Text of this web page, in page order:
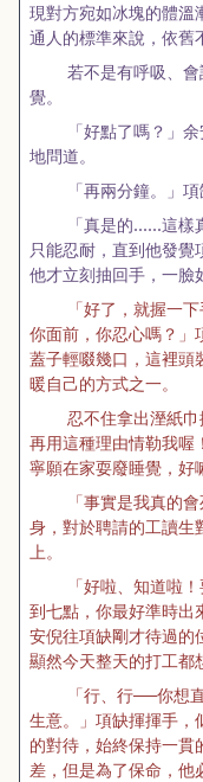
現對方宛如冰塊的體溫
通人的標準來說，依舊
若不是有呼吸、
覺。
「好點了嗎？」
地問道。
「再兩分鐘。」
「真是的……這
只能忍耐，直到他發覺
他才立刻抽回手，一臉
「好了，就握一
你面前，你忍心嗎？」
蓋子輕啜幾口，這裡頭
暖自己的方式之一。
忍不住拿出溼紙
再用這種理由情勒我喔
寧願在家耍廢睡覺，好
「事實是我真的
身，對於聘請的工讀生
上。
「好啦、知道啦
到七點，你最好準時出
安倪往項缺剛才待過的
顯然今天整天的打工都
「行、行──你想
生意。」項缺揮揮手，
的對待，始終保持一貫
差，但是為了保命，他